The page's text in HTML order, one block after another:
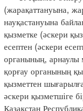
(жарақаттануына,
науқастануына
қызметке (әскери
есептен (әскери
органының, арнаулы
қорғау органының
қызметтен
әскери қызметшіге
Қазақстан